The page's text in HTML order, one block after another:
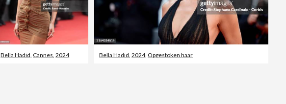
Bella Hadid, Cannes,2024 Bella Hadid,2024, Opgestoken haar